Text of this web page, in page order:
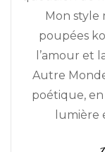
Mon style
poupées
l’amour et
Autre
poétique,
lumière